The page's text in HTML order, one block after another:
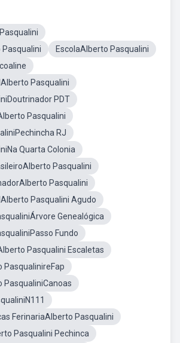
EscolaAlberto Pasqualini
Pasqualini
PDT
Pasqualini
RJ
Quarta Colonia
Pasqualini
Pasqualini
Pasqualini Agudo
Genealógica
Fundo
Pasqualini Escaletas
PasqualinireFap
PasqualiniCanoas
FerinariaAlberto Pasqualini
Pasqualini Pechinca